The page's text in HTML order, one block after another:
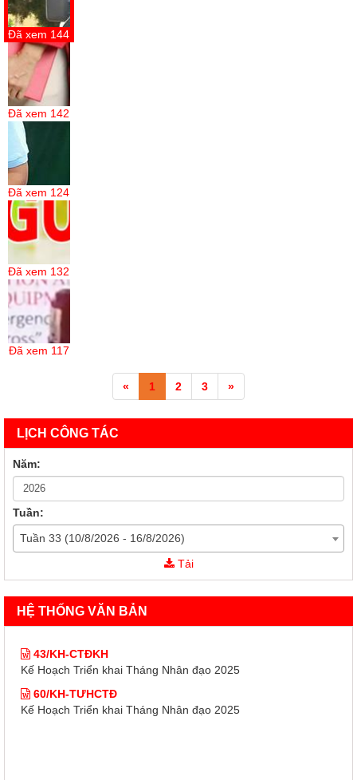
Đã xem 144
Đã xem 142
Đã xem 124
Đã xem 132
Đã xem 117
« 1 2 3 »
LỊCH CÔNG TÁC
Năm:
Tuần:
Tuần 33 (10/8/2026 - 16/8/2026)
Tải
HỆ THỐNG VĂN BẢN
60/KH-TƯHCTĐ
Kế Hoạch Triển khai Tháng Nhân đạo 2025
43/KH-CTĐKH
Kế Hoạch Triển khai Tháng Nhân đạo 2025
60/KH-TƯHCTĐ
Kế Hoạch Triển khai Tháng Nhân đạo 2025